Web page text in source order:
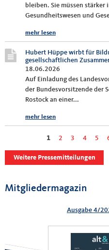
bleiben. Sie müssen stärker
Gesundheitswesen und
mehr lesen
Hubert Hüppe wirbt für
gesellschaftlichen
18.06.2026
Auf Einladung des
der Bundesvorsitzende der
Rostock an einer...
mehr lesen
1 2 3 4 5
Weitere Pressemitteilungen
Mitgliedermagazin
Ausgabe 4/